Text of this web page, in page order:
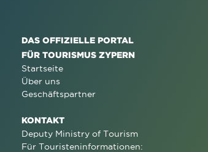
DAS OFFIZIELLE PORTAL
FÜR TOURISMUS ZYPERN
Startseite
Über uns
Geschäftspartner
KONTAKT
Deputy Ministry of Tourism
Für Touristeninformationen: